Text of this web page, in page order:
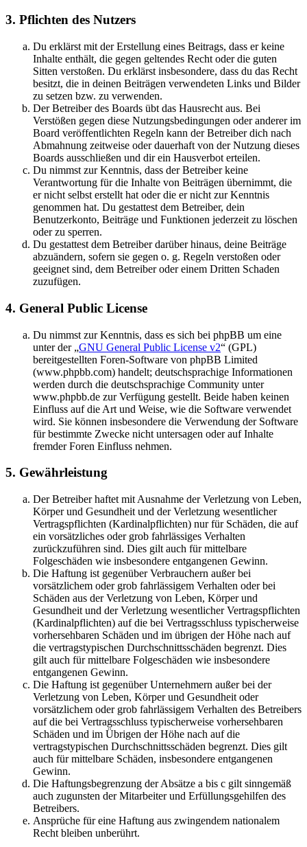
3. Pflichten des Nutzers
Du erklärst mit der Erstellung eines Beitrags, dass er keine
Inhalte enthält, die gegen geltendes Recht oder die guten
Sitten verstoßen. Du erklärst insbesondere, dass du das Recht
besitzt, die in deinen Beiträgen verwendeten Links und Bilder
zu setzen bzw. zu verwenden.
Der Betreiber des Boards übt das Hausrecht aus. Bei
Verstößen gegen diese Nutzungsbedingungen oder anderer im
Board veröffentlichten Regeln kann der Betreiber dich nach
Abmahnung zeitweise oder dauerhaft von der Nutzung dieses
Boards ausschließen und dir ein Hausverbot erteilen.
Du nimmst zur Kenntnis, dass der Betreiber keine
Verantwortung für die Inhalte von Beiträgen übernimmt, die
er nicht selbst erstellt hat oder die er nicht zur Kenntnis
genommen hat. Du gestattest dem Betreiber, dein
Benutzerkonto, Beiträge und Funktionen jederzeit zu löschen
oder zu sperren.
Du gestattest dem Betreiber darüber hinaus, deine Beiträge
abzuändern, sofern sie gegen o. g. Regeln verstoßen oder
geeignet sind, dem Betreiber oder einem Dritten Schaden
zuzufügen.
4. General Public License
Du nimmst zur Kenntnis, dass es sich bei phpBB um eine
unter der „GNU General Public License v2“ (GPL)
bereitgestellten Foren-Software von phpBB Limited
(www.phpbb.com) handelt; deutschsprachige Informationen
werden durch die deutschsprachige Community unter
www.phpbb.de zur Verfügung gestellt. Beide haben keinen
Einfluss auf die Art und Weise, wie die Software verwendet
wird. Sie können insbesondere die Verwendung der Software
für bestimmte Zwecke nicht untersagen oder auf Inhalte
fremder Foren Einfluss nehmen.
5. Gewährleistung
Der Betreiber haftet mit Ausnahme der Verletzung von Leben,
Körper und Gesundheit und der Verletzung wesentlicher
Vertragspflichten (Kardinalpflichten) nur für Schäden, die auf
ein vorsätzliches oder grob fahrlässiges Verhalten
zurückzuführen sind. Dies gilt auch für mittelbare
Folgeschäden wie insbesondere entgangenen Gewinn.
Die Haftung ist gegenüber Verbrauchern außer bei
vorsätzlichem oder grob fahrlässigem Verhalten oder bei
Schäden aus der Verletzung von Leben, Körper und
Gesundheit und der Verletzung wesentlicher Vertragspflichten
(Kardinalpflichten) auf die bei Vertragsschluss typischerweise
vorhersehbaren Schäden und im übrigen der Höhe nach auf
die vertragstypischen Durchschnittsschäden begrenzt. Dies
gilt auch für mittelbare Folgeschäden wie insbesondere
entgangenen Gewinn.
Die Haftung ist gegenüber Unternehmern außer bei der
Verletzung von Leben, Körper und Gesundheit oder
vorsätzlichem oder grob fahrlässigem Verhalten des Betreibers
auf die bei Vertragsschluss typischerweise vorhersehbaren
Schäden und im Übrigen der Höhe nach auf die
vertragstypischen Durchschnittsschäden begrenzt. Dies gilt
auch für mittelbare Schäden, insbesondere entgangenen
Gewinn.
Die Haftungsbegrenzung der Absätze a bis c gilt sinngemäß
auch zugunsten der Mitarbeiter und Erfüllungsgehilfen des
Betreibers.
Ansprüche für eine Haftung aus zwingendem nationalem
Recht bleiben unberührt.